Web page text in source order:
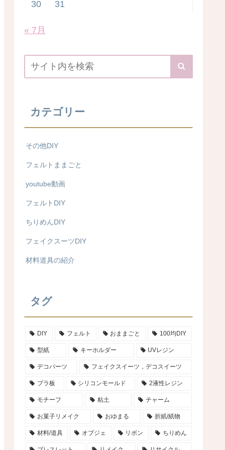
30 31
« 7月
カテゴリー
その他DIY
フェルトままごと
youtube動画
フェルトDIY
ちりめんDIY
フェイクスーツDIY
材料道具の紹介
タグ
DIY フェルト おままごと 100均DIY
型紙 キーホルダー UVレジン
デコパーツ フェイクスイーツ，デコスイーツ
プラ板 シリコンモールド 2液性レジン
モチーフ 粘土 チャーム
お菓子リメイク おゆまる 折紙/紙物
材料/道具 オブジェ リボン ちりめん